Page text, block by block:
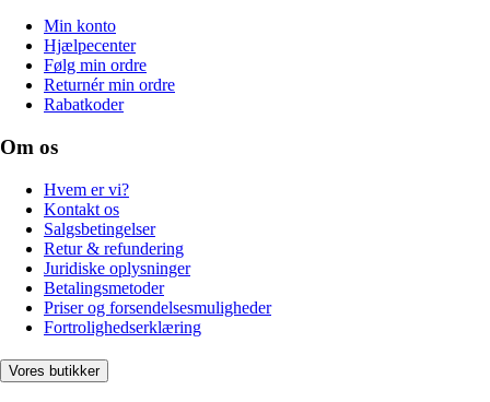
Min konto
Hjælpecenter
Følg min ordre
Returnér min ordre
Rabatkoder
Om os
Hvem er vi?
Kontakt os
Salgsbetingelser
Retur & refundering
Juridiske oplysninger
Betalingsmetoder
Priser og forsendelsesmuligheder
Fortrolighedserklæring
Vores butikker